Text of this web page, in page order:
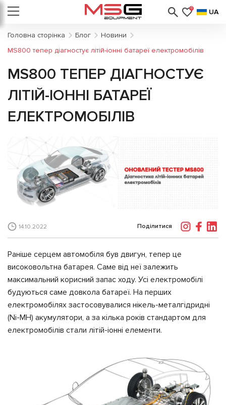
0 UA
Головна сторінка Блог
Новини
MS800 тепер діагностує літій-іонні батареї електромобілів
MS800 ТЕПЕР ДІАГНОСТУЄ
ЛІТІЙ-ІОННІ БАТАРЕЇ
ЕЛЕКТРОМОБІЛІВ
14.10.2022 Поділитися
Раніше серцем автомобіля був двигун, тепер це
високовольтна батарея. Саме від неї залежить
максимальний корисний запас ходу. Усі електромобілі
будуються саме довкола батареї. На перших
електромобілях застосовувалися нікель-металгідридні
(Ni-MH) акумулятори, а за кілька років стандартом для
електромобілів стали літій-іонні елементи.